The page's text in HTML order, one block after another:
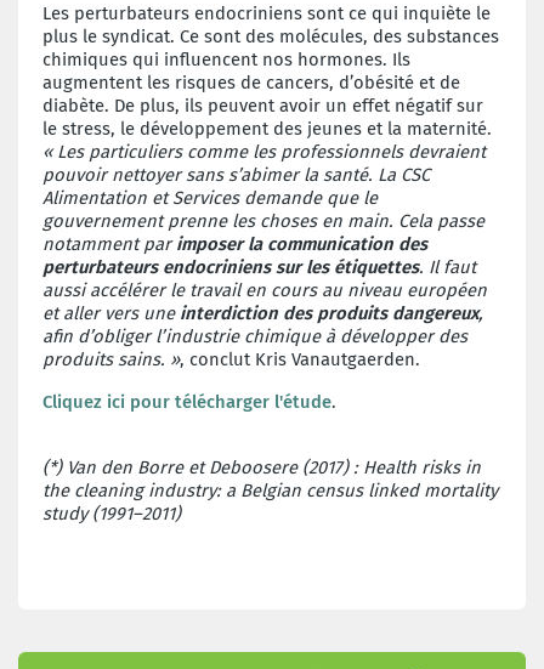
Les perturbateurs endocriniens sont ce qui inquiète le
plus le syndicat. Ce sont des molécules, des substances
chimiques qui influencent nos hormones. Ils
augmentent les risques de cancers, d’obésité et de
diabète. De plus, ils peuvent avoir un effet négatif sur
le stress, le développement des jeunes et la maternité.
« Les particuliers comme les professionnels devraient
pouvoir nettoyer sans s’abimer la santé. La CSC
Alimentation et Services demande que le
gouvernement prenne les choses en main. Cela passe
notamment parimposer la communication des
perturbateurs endocriniens sur les étiquettes. Il faut
aussi accélérer le travail en cours au niveau européen
et aller vers une interdiction des produits dangereux,
afin d’obliger l’industrie chimique à développer des
produits sains. », conclut Kris Vanautgaerden.
Cliquez ici pour télécharger l'étude.
(*) Van den Borre et Deboosere (2017) : Health risks in
the cleaning industry: a Belgian census linked mortality
study (1991–2011)